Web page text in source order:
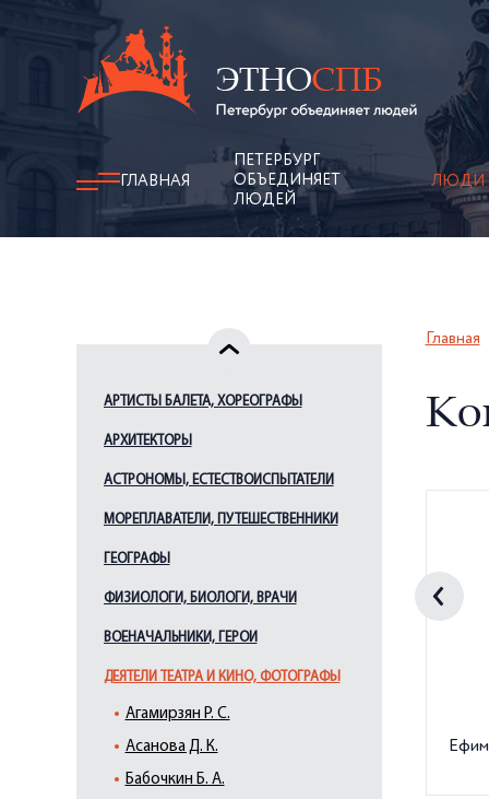
ГЛАВНАЯ
ПЕТЕРБУРГ
ОБЪЕДИНЯЕТ
ЛЮДЕЙ
ЛЮДИ
АРТИСТЫ БАЛЕТА, ХОРЕОГРАФЫ
АРХИТЕКТОРЫ
АСТРОНОМЫ, ЕСТЕСТВОИСПЫТАТЕЛИ
МОРЕПЛАВАТЕЛИ, ПУТЕШЕСТВЕННИКИ
ГЕОГРАФЫ
ФИЗИОЛОГИ, БИОЛОГИ, ВРАЧИ
ВОЕНАЧАЛЬНИКИ, ГЕРОИ
ДЕЯТЕЛИ ТЕАТРА И КИНО, ФОТОГРАФЫ
Агамирзян Р. С.
Асанова Д. К.
Бабочкин Б. А.
Главная